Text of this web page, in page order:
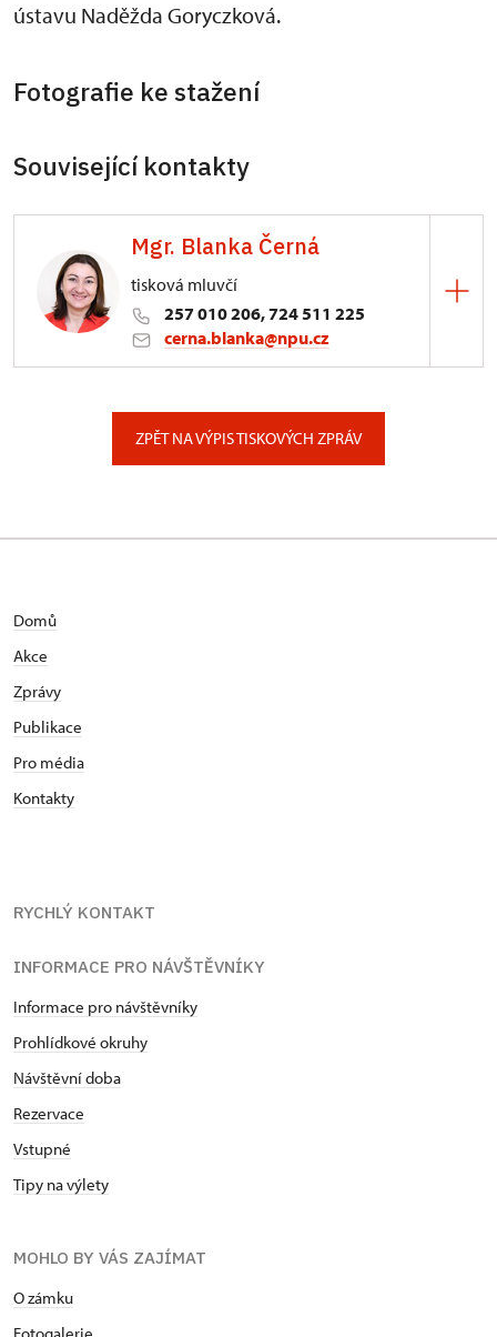
ústavu Naděžda Goryczková.
Fotografie ke stažení
Související kontakty
Mgr. Blanka Černá
tisková mluvčí
257 010 206, 724 511 225
cerna.blanka@npu.cz
ZPĚT NA VÝPIS TISKOVÝCH ZPRÁV
Domů
Akce
Zprávy
Publikace
Pro média
Kontakty
RYCHLÝ KONTAKT
INFORMACE PRO NÁVŠTĚVNÍKY
Informace pro návštěvníky
Prohlídkové okruhy
Návštěvní doba
Rezervace
Vstupné
Tipy na výlety
MOHLO BY VÁS ZAJÍMAT
O zámku